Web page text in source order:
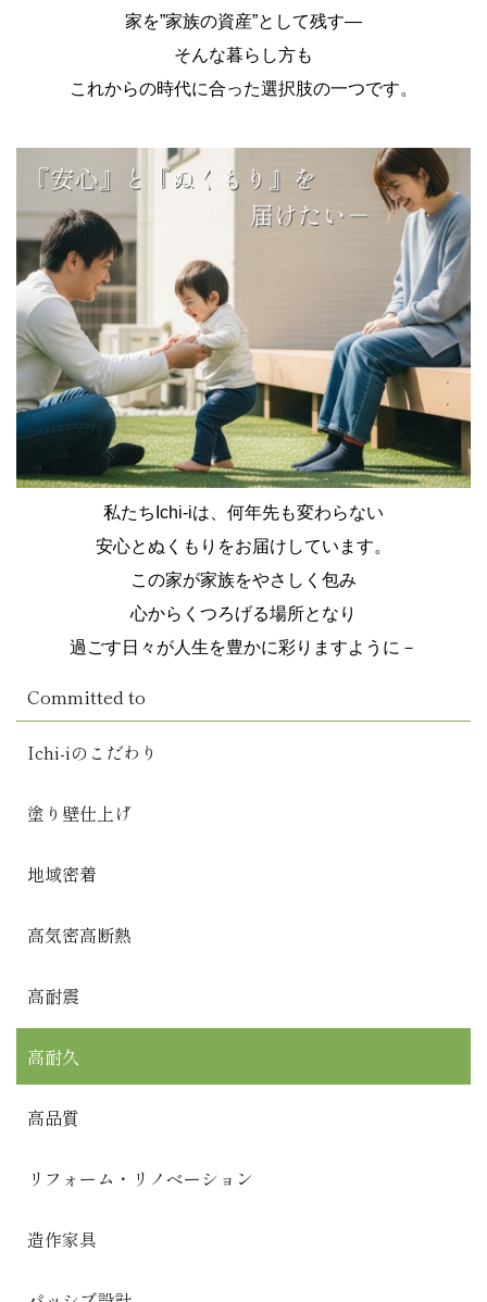
家を”家族の資産”として残す―
そんな暮らし方も
これからの時代に合った選択肢の一つです。
私たちIchi-iは、何年先も変わらない
安心とぬくもりをお届けしています。
この家が家族をやさしく包み
心からくつろげる場所となり
過ごす日々が人生を豊かに彩りますように－
Committed to
Ichi-iのこだわり
塗り壁仕上げ
地域密着
高気密高断熱
高耐震
高耐久
高品質
リフォーム・リノベーション
造作家具